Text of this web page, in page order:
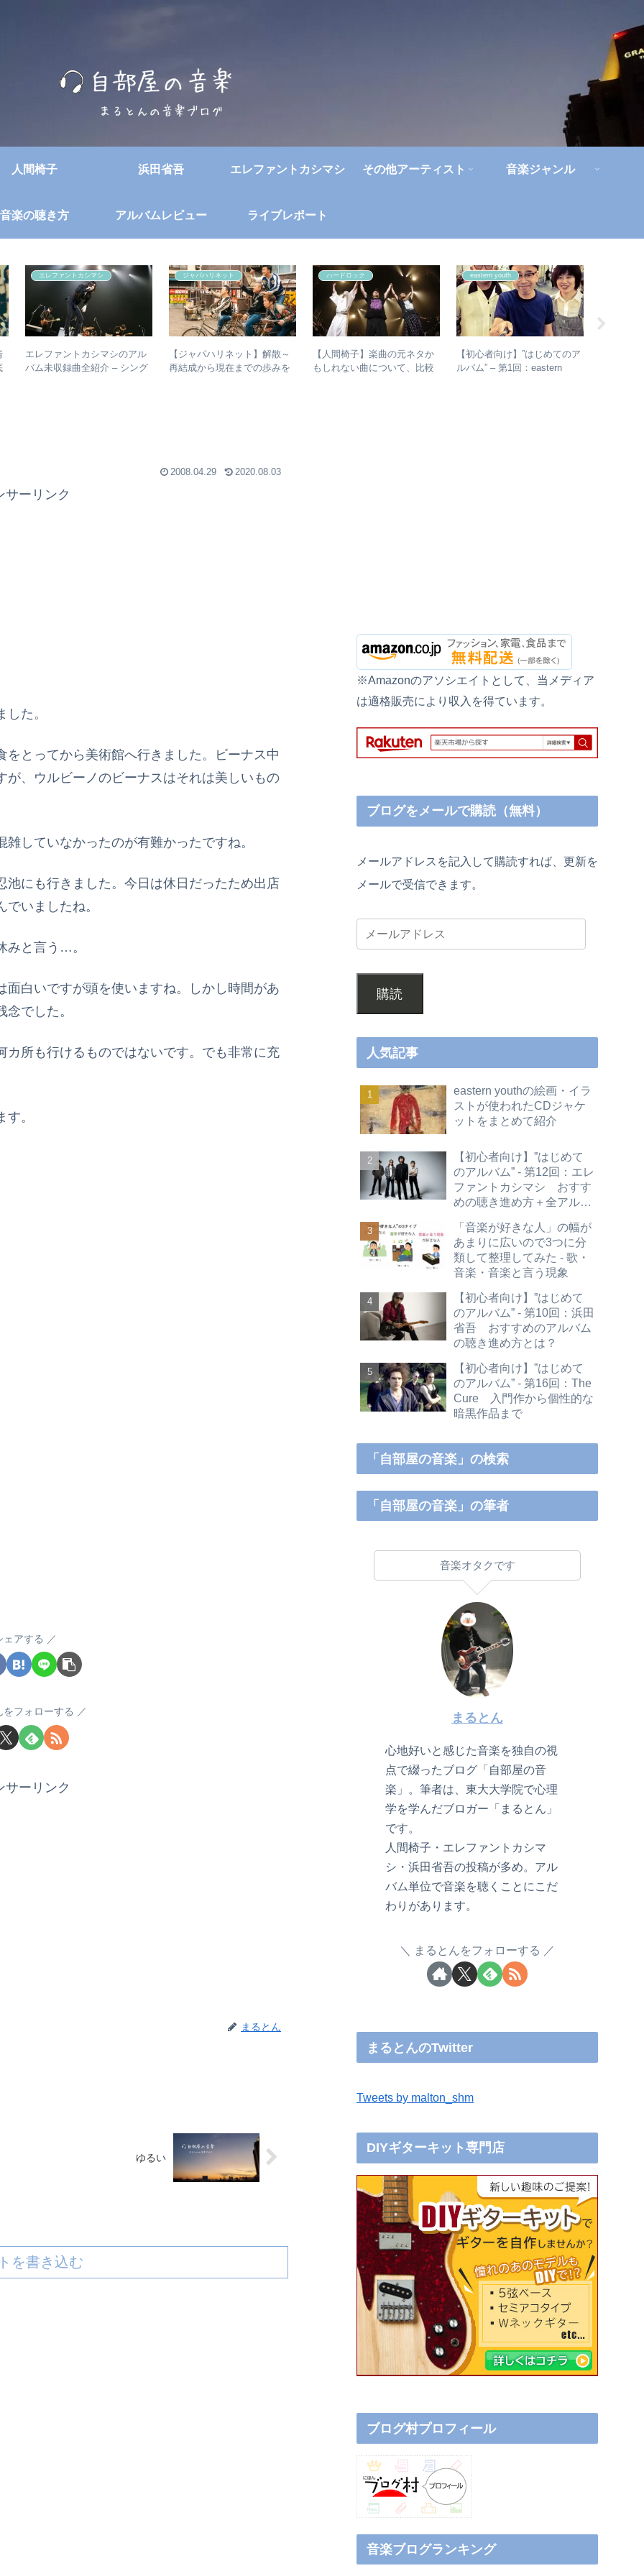
人間椅子 浜田省吾 エレファントカシマシ その他アーティスト 音楽ジャンル
音楽の聴き方 アルバムレビュー ライブレポート
エレファントカシマシ
エレファントカシマシのアル
バム未収録曲全紹介 – シング
ジャパハリネット
【ジャパハリネット】解散～
再結成から現在までの歩みを
ハードロック
【人間椅子】楽曲の元ネタか
もしれない曲について、比較
eastern youth
【初心者向け】”はじめてのア
ルバム” – 第1回：eastern
2008.04.29 2020.08.03
サーリンク
た。
とってから美術館へ行きました。ビーナス中
、ウルビーノのビーナスはそれは美しいもの
していなかったのが有難かったですね。
にも行きました。今日は休日だったため出店
いましたね。
みと言う…。
白いですが頭を使いますね。しかし時間があ
でした。
所も行けるものではないです。でも非常に充
。
ェアする
をフォローする
サーリンク
まるとん
ゆるい
を書き込む
※Amazonのアソシエイトとして、当メディア
は適格販売により収入を得ています。
ブログをメールで購読（無料）
メールアドレスを記入して購読すれば、更新を
メールで受信できます。
購読
人気記事
eastern youthの絵画・イラ
ストが使われたCDジャケ
ットをまとめて紹介
【初心者向け】”はじめて
のアルバム” - 第12回：エレ
ファントカシマシ おすす
めの聴き進め方＋全アルバ
「音楽が好きな人」の幅が
あまりに広いので3つに分
類して整理してみた - 歌・
音楽・音楽と言う現象
【初心者向け】”はじめて
のアルバム” - 第10回：浜田
省吾 おすすめのアルバム
の聴き進め方とは？
【初心者向け】”はじめて
のアルバム” - 第16回：The
Cure 入門作から個性的な
暗黒作品まで
「自部屋の音楽」の検索
「自部屋の音楽」の筆者
音楽オタクです
まるとん
心地好いと感じた音楽を独自の視
点で綴ったブログ「自部屋の音
楽」。筆者は、東大大学院で心理
学を学んだブロガー「まるとん」
です。
人間椅子・エレファントカシマ
シ・浜田省吾の投稿が多め。アル
バム単位で音楽を聴くことにこだ
わりがあります。
まるとんをフォローする
まるとんのTwitter
Tweets by malton_shm
DIYギターキット専門店
ブログ村プロフィール
音楽ブログランキング